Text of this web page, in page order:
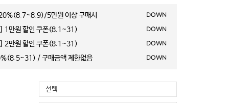
5만원 이상 구매시 DOWN
] 1만원 할인 쿠폰(8.1~31) DOWN
] 2만원 할인 쿠폰(8.1~31) DOWN
/ 구매금액 제한없음 DOWN
선택